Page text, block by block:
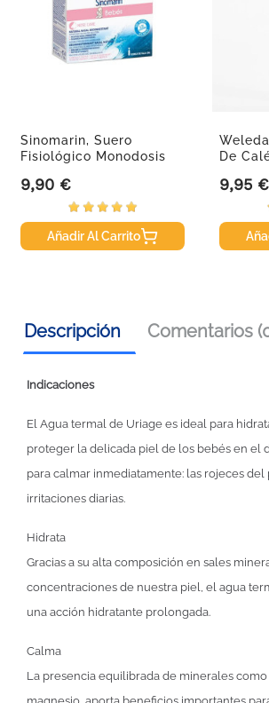
Sinomarin, Suero
Fisiológico Monodosis
Precio
9,90 €
Añadir Al Carrito
De
Precio
9,95 €
Descripción Comentarios
Indicaciones
El Agua termal de Uriage es ideal para
proteger la delicada piel de los bebés en el
para calmar inmediatamente: las rojeces del
irritaciones diarias.
Hidrata
Gracias a su alta composición en sales
concentraciones de nuestra piel, el agua
una acción hidratante prolongada.
Calma
La presencia equilibrada de minerales